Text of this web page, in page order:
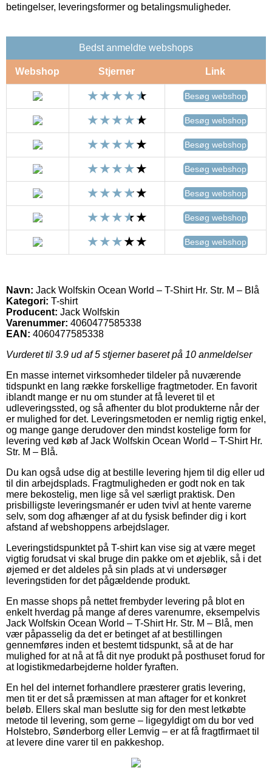
betingelser, leveringsformer og betalingsmuligheder.
Bedst anmeldte webshops
Webshop Stjerner Link
Besøg webshop
Besøg webshop
Besøg webshop
Besøg webshop
Besøg webshop
Besøg webshop
Besøg webshop
Navn: Jack Wolfskin Ocean World – T-Shirt Hr. Str. M – Blå
Kategori: T-shirt
Producent: Jack Wolfskin
Varenummer: 4060477585338
EAN: 4060477585338
Vurderet til 3.9 ud af 5 stjerner baseret på 10 anmeldelser
En masse internet virksomheder tildeler på nuværende
tidspunkt en lang række forskellige fragtmetoder. En favorit
iblandt mange er nu om stunder at få leveret til et
udleveringssted, og så afhenter du blot produkterne når der
er mulighed for det. Leveringsmetoden er nemlig rigtig enkel,
og mange gange derudover den mindst kostelige form for
levering ved køb af Jack Wolfskin Ocean World – T-Shirt Hr.
Str. M – Blå.
Du kan også udse dig at bestille levering hjem til dig eller ud
til din arbejdsplads. Fragtmuligheden er godt nok en tak
mere bekostelig, men lige så vel særligt praktisk. Den
prisbilligste leveringsmanér er uden tvivl at hente varerne
selv, som dog afhænger af at du fysisk befinder dig i kort
afstand af webshoppens arbejdslager.
Leveringstidspunktet på T-shirt kan vise sig at være meget
vigtig forudsat vi skal bruge din pakke om et øjeblik, så i det
øjemed er det aldeles på sin plads at vi undersøger
leveringstiden for det pågældende produkt.
En masse shops på nettet frembyder levering på blot en
enkelt hverdag på mange af deres varenumre, eksempelvis
Jack Wolfskin Ocean World – T-Shirt Hr. Str. M – Blå, men
vær påpasselig da det er betinget af at bestillingen
gennemføres inden et bestemt tidspunkt, så at de har
mulighed for at nå at få dit nye produkt på posthuset forud for
at logistikmedarbejderne holder fyraften.
En hel del internet forhandlere præsterer gratis levering,
men tit er det så præmissen at man aftager for et konkret
beløb. Ellers skal man beslutte sig for den mest letkøbte
metode til levering, som gerne – ligegyldigt om du bor ved
Holstebro, Sønderborg eller Lemvig – er at få fragtfirmaet til
at levere dine varer til en pakkeshop.